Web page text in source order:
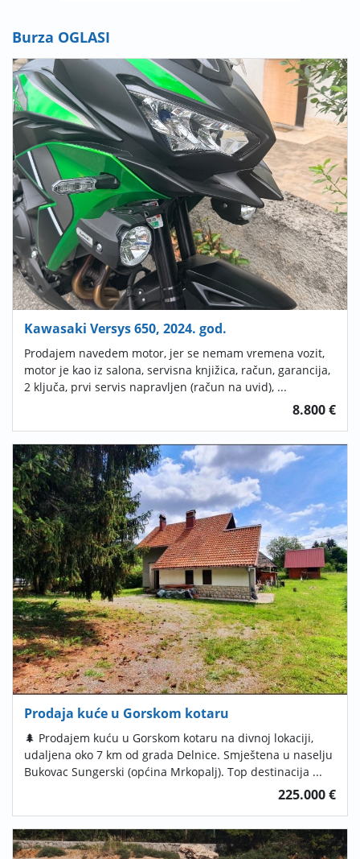
Burza OGLASI
Kawasaki Versys 650, 2024. god.
Prodajem navedem motor, jer se nemam vremena vozit,
motor je kao iz salona, servisna knjižica, račun, garancija,
2 ključa, prvi servis napravljen (račun na uvid), ...
8.800 €
Prodaja kuće u Gorskom kotaru
🌲 Prodajem kuću u Gorskom kotaru na divnoj lokaciji,
udaljena oko 7 km od grada Delnice. Smještena u naselju
Bukovac Sungerski (općina Mrkopalj). Top destinacija ...
225.000 €